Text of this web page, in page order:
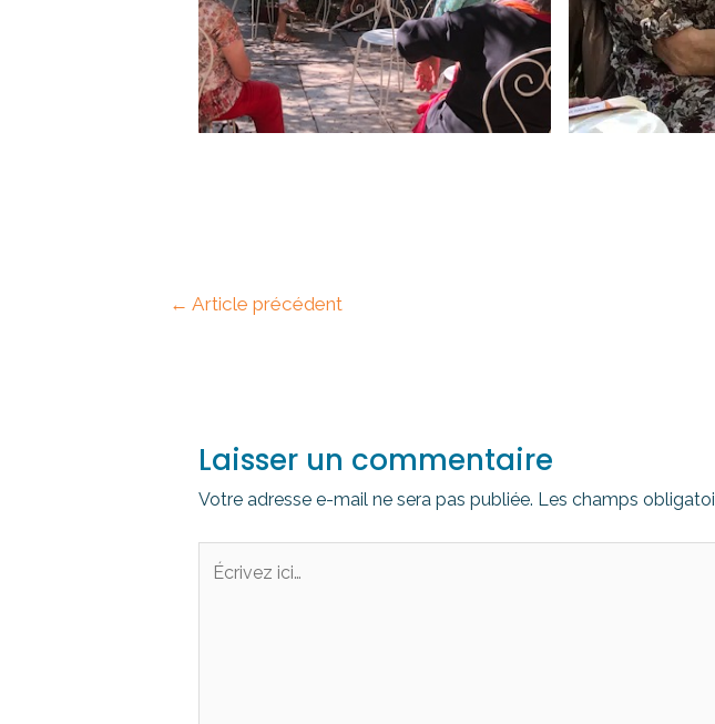
← Article précédent
Laisser un commentaire
Votre adresse e-mail ne sera pas publiée. Les champs